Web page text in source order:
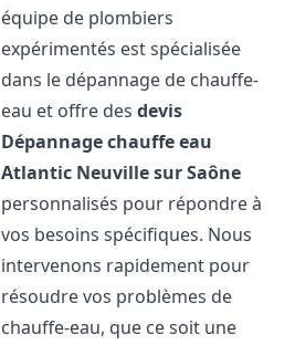
équipe de plombiers
expérimentés est spécialisée
dans le dépannage de chauffe-
eau et offre desdevis
Dépannage chauffe eau
Atlantic Neuville sur Saône
personnalisés pour répondre à
vos besoins spécifiques. Nous
intervenons rapidement pour
résoudre vos problèmes de
chauffe-eau, que ce soit une